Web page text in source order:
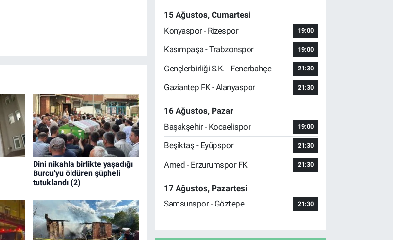
Dini nikahla birlikte yaşadığı
Burcu'yu öldüren şüpheli
tutuklandı (2)
15 Ağustos, Cumartesi
Konyaspor - Rizespor
19:00
Kasımpaşa - Trabzonspor 19:00
Gençlerbirliği S.K. - Fenerbahçe 21:30
Gaziantep FK - Alanyaspor 21:30
16 Ağustos, Pazar
Başakşehir - Kocaelispor
19:00
Beşiktaş - Eyüpspor 21:30
Amed - Erzurumspor FK 21:30
17 Ağustos, Pazartesi
Samsunspor - Göztepe
21:30